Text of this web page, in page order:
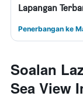
Lapangan
Penerbangan ke
Soalan
Sea View